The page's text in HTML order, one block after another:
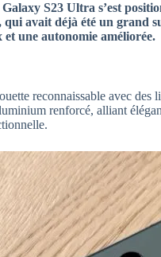
S23 Ultra s’est
avait déjà été un grand
une autonomie améliorée.
reconnaissable avec
renforcé, alliant